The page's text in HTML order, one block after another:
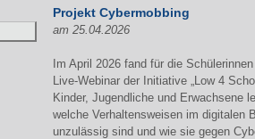
Projekt Cybermobbing
am 25.04.2026
Im April 2026 fand für die
Live-Webinar der Initiative „Low 4
Kinder, Jugendliche und Erwachsene
welche Verhaltensweisen im digitalen
unzulässig sind und wie sie gegen